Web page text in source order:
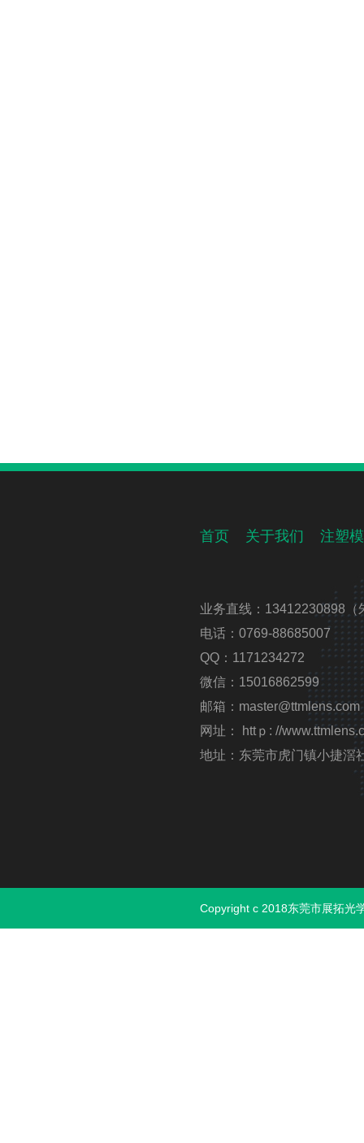
首页 关于我们 注塑
业务直线：13412230898
电话：0769-88685007
QQ：1171234272
微信：15016862599
邮箱：master@ttmlens.com
网址： httｐ: //
地址：东莞市虎门镇小捷滘
Copyright c 2018东莞市展拓光